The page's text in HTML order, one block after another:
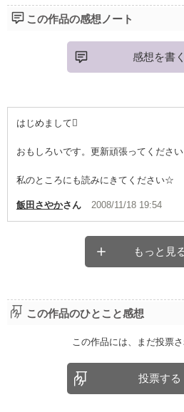
この作品の感想ノート
感想を書く
はじめまして
おもしろいです。更新頑張ってください
私のところにも読みにきてください☆
飯田さやかさん 2008/11/18 19:54
もっと見
この作品のひとこと感想
この作品には、まだ投票さ
投票する